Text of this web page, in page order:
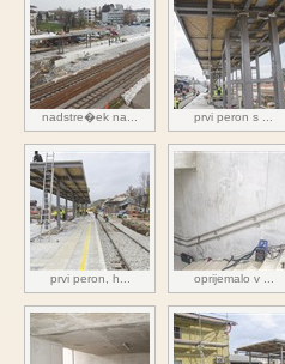
nadstre�ek na... prvi peron s ...
prvi peron, h... oprijemalo v ...